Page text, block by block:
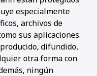
especialmente
archivos de
sus aplicaciones.
difundido,
otra forma con
ningún